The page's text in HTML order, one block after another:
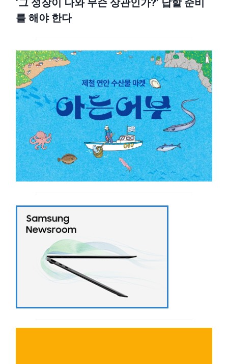
‘그 성장이 나와 무슨 상관인가?’ 답할 준비
를 해야 한다